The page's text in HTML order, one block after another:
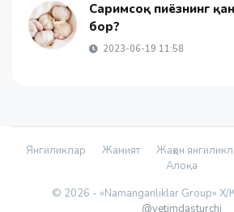
Саримсоқ пиёзнинг
бор?
2023-06-19 11:58
Янгиликлар Жамият Жаҳон
Алоқа
© 2026 - «Namanganliklar Group» Х/
@yetimdasturchi